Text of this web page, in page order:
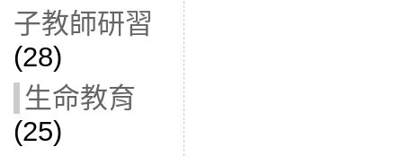
子教師研習
(28)
生命教育
(25)